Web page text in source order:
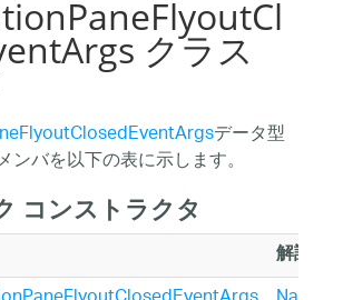
クラス
データ型
ンバを以下の表に示します。
コンストラクタ
解説